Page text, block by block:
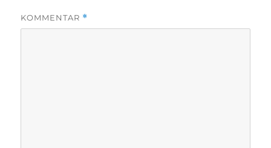
KOMMENTAR *